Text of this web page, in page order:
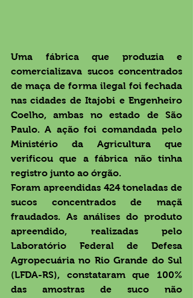
Uma fábrica que produzia e
comercializava sucos concentrados
de maça de forma ilegal foi fechada
nas cidades de Itajobi e Engenheiro
Coelho, ambas no estado de São
Paulo. A ação foi comandada pelo
Ministério da Agricultura que
verificou que a fábrica não tinha
registro junto ao órgão.
Foram apreendidas 424 toneladas de
sucos concentrados de maçã
fraudados. As análises do produto
apreendido, realizadas pelo
Laboratório Federal de Defesa
Agropecuária no Rio Grande do Sul
(LFDA-RS), constataram que 100%
das amostras de suco não